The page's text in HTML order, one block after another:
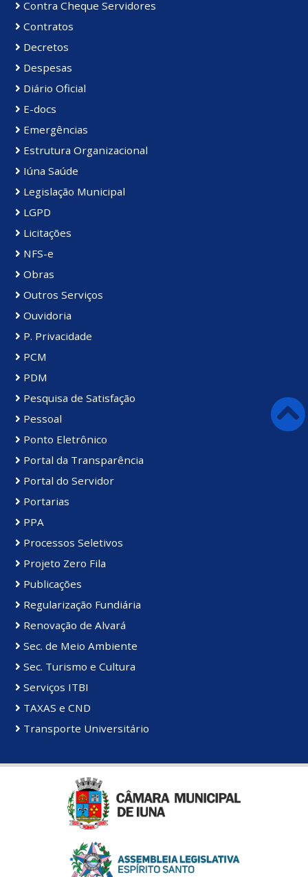
Contra Cheque Servidores
Contratos
Decretos
Despesas
Diário Oficial
E-docs
Emergências
Estrutura Organizacional
Iúna Saúde
Legislação Municipal
LGPD
Licitações
NFS-e
Obras
Outros Serviços
Ouvidoria
P. Privacidade
PCM
PDM
Pesquisa de Satisfação
Pessoal
Ponto Eletrônico
Portal da Transparência
Portal do Servidor
Portarias
PPA
Processos Seletivos
Projeto Zero Fila
Publicações
Regularização Fundiária
Renovação de Alvará
Sec. de Meio Ambiente
Sec. Turismo e Cultura
Serviços ITBI
TAXAS e CND
Transporte Universitário